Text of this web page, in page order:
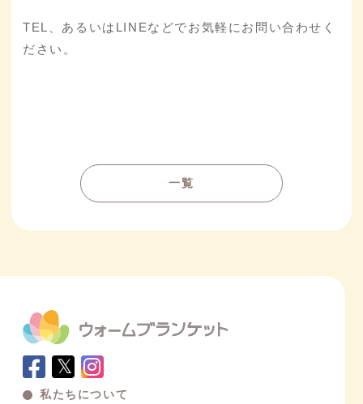
TEL、あるいはLINEなどでお気軽にお問い合わせく
ださい。
一覧
𝕏
私たちについて